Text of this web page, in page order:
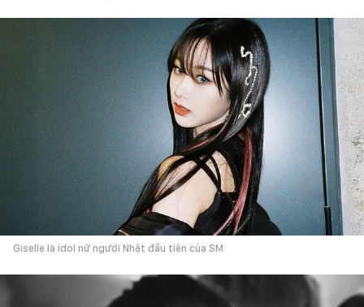
Giselle là idol nữ người Nhật đầu tiên của SM